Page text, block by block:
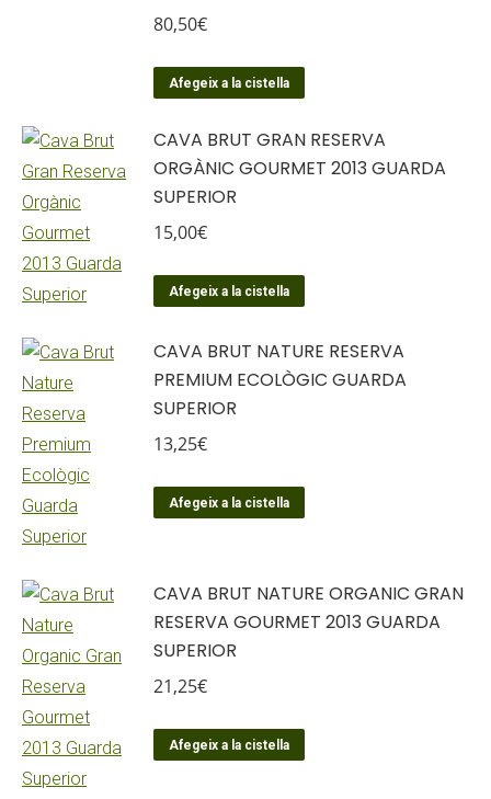
80,50€
Afegeix a la cistella
CAVA BRUT GRAN RESERVA
ORGÀNIC GOURMET 2013 GUARDA
SUPERIOR
15,00€
Afegeix a la cistella
CAVA BRUT NATURE RESERVA
PREMIUM ECOLÒGIC GUARDA
SUPERIOR
13,25€
Afegeix a la cistella
CAVA BRUT NATURE ORGANIC GRAN
RESERVA GOURMET 2013 GUARDA
SUPERIOR
21,25€
Afegeix a la cistella